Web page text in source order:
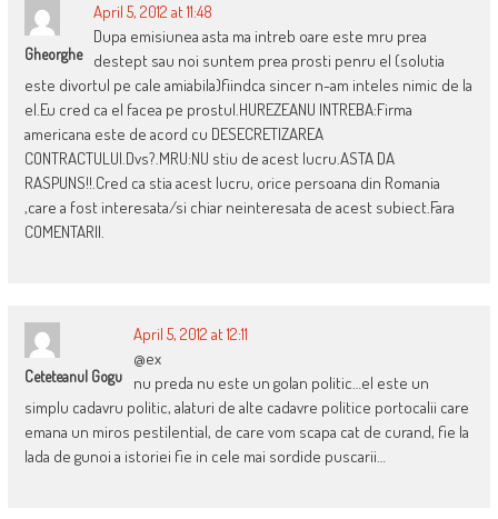
Gheorghe
April 5, 2012 at 11:48
Dupa emisiunea asta ma intreb oare este mru prea
destept sau noi suntem prea prosti penru el (solutia
este divortul pe cale amiabila)fiindca sincer n-am inteles nimic de la
el.Eu cred ca el facea pe prostul.HUREZEANU INTREBA:Firma
americana este de acord cu DESECRETIZAREA
CONTRACTULUI.Dvs?.MRU:NU stiu de acest lucru.ASTA DA
RASPUNS!!.Cred ca stia acest lucru, orice persoana din Romania
,care a fost interesata/si chiar neinteresata de acest subiect.Fara
COMENTARII.
Ceteteanul Gogu
April 5, 2012 at 12:11
@ex
nu preda nu este un golan politic…el este un
simplu cadavru politic, alaturi de alte cadavre politice portocalii care
emana un miros pestilential, de care vom scapa cat de curand, fie la
lada de gunoi a istoriei fie in cele mai sordide puscarii…